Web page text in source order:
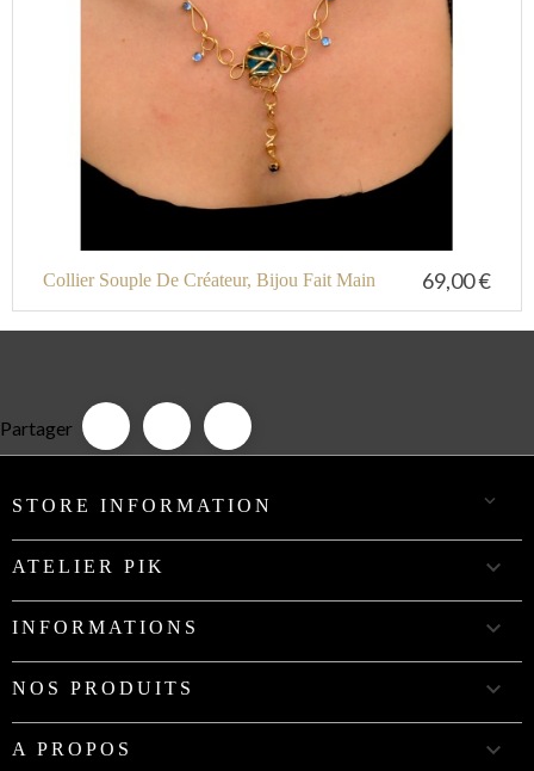
Collier Souple De Créateur, Bijou Fait Main 69,00 €
Partager
STORE INFORMATION 
ATELIER PIK 
INFORMATIONS 
NOS PRODUITS 
A PROPOS 